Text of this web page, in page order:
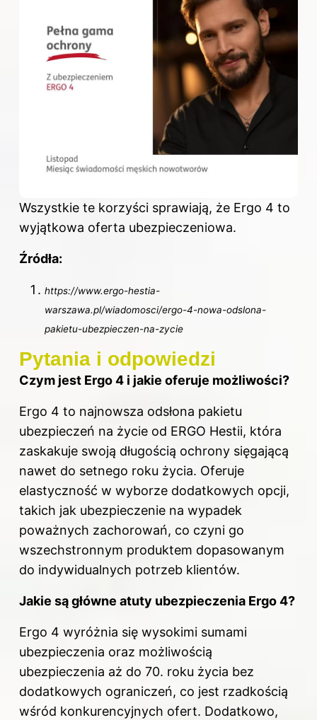
Wszystkie te korzyści sprawiają, że Ergo 4 to
wyjątkowa oferta ubezpieczeniowa.
Źródła:
https://www.ergo-hestia-
warszawa.pl/wiadomosci/ergo-4-nowa-odslona-
pakietu-ubezpieczen-na-zycie
Pytania i odpowiedzi
Czym jest Ergo 4 i jakie oferuje możliwości?
Ergo 4 to najnowsza odsłona pakietu
ubezpieczeń na życie od ERGO Hestii, która
zaskakuje swoją długością ochrony sięgającą
nawet do setnego roku życia. Oferuje
elastyczność w wyborze dodatkowych opcji,
takich jak ubezpieczenie na wypadek
poważnych zachorowań, co czyni go
wszechstronnym produktem dopasowanym
do indywidualnych potrzeb klientów.
Jakie są główne atuty ubezpieczenia Ergo 4?
Ergo 4 wyróżnia się wysokimi sumami
ubezpieczenia oraz możliwością
ubezpieczenia aż do 70. roku życia bez
dodatkowych ograniczeń, co jest rzadkością
wśród konkurencyjnych ofert. Dodatkowo,